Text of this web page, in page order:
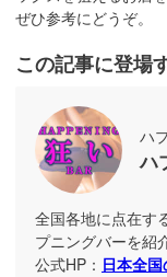
ぜひ参考にどうぞ。
この記事に登場
ハ
ハ
全国各地に点在す
プニングバーを紹
公式HP： 日本全